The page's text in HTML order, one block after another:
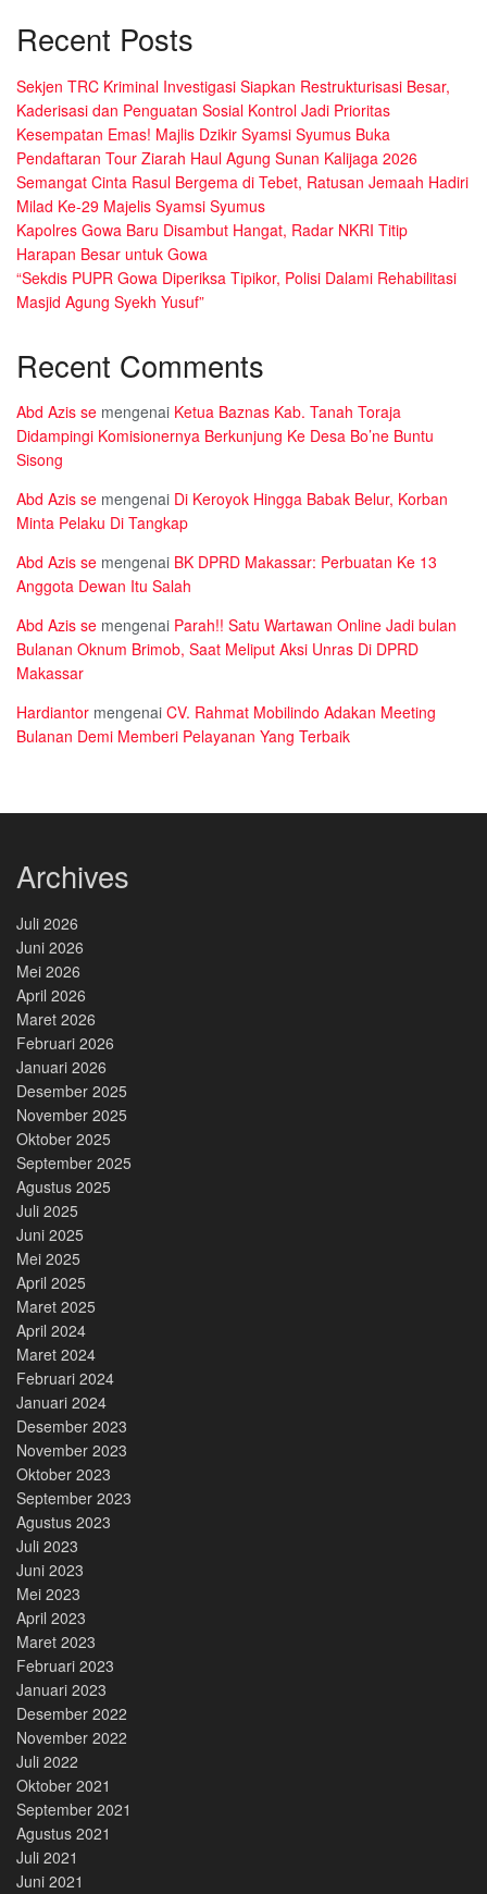
Recent Posts
Sekjen TRC Kriminal Investigasi Siapkan Restrukturisasi Besar,
Kaderisasi dan Penguatan Sosial Kontrol Jadi Prioritas
Kesempatan Emas! Majlis Dzikir Syamsi Syumus Buka
Pendaftaran Tour Ziarah Haul Agung Sunan Kalijaga 2026
Semangat Cinta Rasul Bergema di Tebet, Ratusan Jemaah Hadiri
Milad Ke-29 Majelis Syamsi Syumus
Kapolres Gowa Baru Disambut Hangat, Radar NKRI Titip
Harapan Besar untuk Gowa
“Sekdis PUPR Gowa Diperiksa Tipikor, Polisi Dalami Rehabilitasi
Masjid Agung Syekh Yusuf”
Recent Comments
Abd Azis se mengenai Ketua Baznas Kab. Tanah Toraja
Didampingi Komisionernya Berkunjung Ke Desa Bo’ne Buntu
Sisong
Abd Azis se mengenai Di Keroyok Hingga Babak Belur, Korban
Minta Pelaku Di Tangkap
Abd Azis se mengenai BK DPRD Makassar: Perbuatan Ke 13
Anggota Dewan Itu Salah
Abd Azis se mengenai Parah!! Satu Wartawan Online Jadi bulan
Bulanan Oknum Brimob, Saat Meliput Aksi Unras Di DPRD
Makassar
Hardiantor mengenai CV. Rahmat Mobilindo Adakan Meeting
Bulanan Demi Memberi Pelayanan Yang Terbaik
Archives
Juli 2026
Juni 2026
Mei 2026
April 2026
Maret 2026
Februari 2026
Januari 2026
Desember 2025
November 2025
Oktober 2025
September 2025
Agustus 2025
Juli 2025
Juni 2025
Mei 2025
April 2025
Maret 2025
April 2024
Maret 2024
Februari 2024
Januari 2024
Desember 2023
November 2023
Oktober 2023
September 2023
Agustus 2023
Juli 2023
Juni 2023
Mei 2023
April 2023
Maret 2023
Februari 2023
Januari 2023
Desember 2022
November 2022
Juli 2022
Oktober 2021
September 2021
Agustus 2021
Juli 2021
Juni 2021